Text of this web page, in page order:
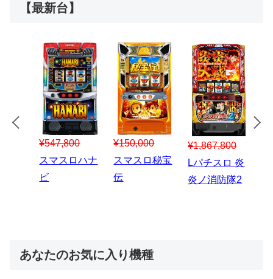
【最新台】
¥547,800
スマスロハナ
ビ
¥150,000
スマスロ秘宝
伝
¥1,867,800
Lパチスロ 炎
炎ノ消防隊2
あなたのお気に入り機種